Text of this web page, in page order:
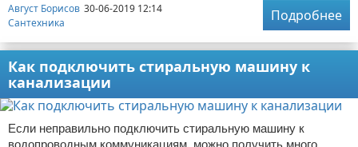
Август Борисов 30-06-2019 12:14
Сантехника
Подробнее
Как подключить стиральную машину к
канализации
Если неправильно подключить стиральную машину к
водопроводным коммуникациям, можно получить много